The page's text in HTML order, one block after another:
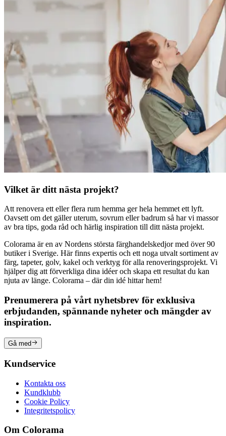
Vilket är ditt nästa projekt?
Att renovera ett eller flera rum hemma ger hela hemmet ett lyft.
Oavsett om det gäller uterum, sovrum eller badrum så har vi massor
av bra tips, goda råd och härlig inspiration till ditt nästa projekt.
Colorama är en av Nordens största färghandelskedjor med över 90
butiker i Sverige. Här finns expertis och ett noga utvalt sortiment av
färg, tapeter, golv, kakel och verktyg för alla renoveringsprojekt. Vi
hjälper dig att förverkliga dina idéer och skapa ett resultat du kan
njuta av länge. Colorama – där din idé hittar hem!
Prenumerera på vårt nyhetsbrev för exklusiva
erbjudanden, spännande nyheter och mängder av
inspiration.
Gå med
Kundservice
Kontakta oss
Kundklubb
Cookie Policy
Integritetspolicy
Om Colorama